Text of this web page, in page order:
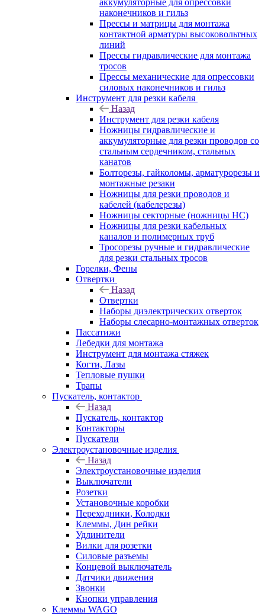
аккумуляторные для опрессовки
наконечников и гильз
Прессы и матрицы для монтажа
контактной арматуры высоковольтных
линий
Прессы гидравлические для монтажа
тросов
Прессы механические для опрессовки
силовых наконечников и гильз
Инструмент для резки кабеля
Назад
Инструмент для резки кабеля
Ножницы гидравлические и
аккумуляторные для резки проводов со
стальным сердечником, стальных
канатов
Болторезы, гайколомы, арматурорезы и
монтажные резаки
Ножницы для резки проводов и
кабелей (кабелерезы)
Ножницы секторные (ножницы НС)
Ножницы для резки кабельных
каналов и полимерных труб
Тросорезы ручные и гидравлические
для резки стальных тросов
Горелки, Фены
Отвертки
Назад
Отвертки
Наборы диэлектрических отверток
Наборы слесарно-монтажных отверток
Пассатижи
Лебедки для монтажа
Инструмент для монтажа стяжек
Когти, Лазы
Тепловые пушки
Трапы
Пускатель, контактор
Назад
Пускатель, контактор
Контакторы
Пускатели
Электроустановочные изделия
Назад
Электроустановочные изделия
Выключатели
Розетки
Установочные коробки
Переходники, Колодки
Клеммы, Дин рейки
Удлинители
Вилки для розетки
Силовые разъемы
Концевой выключатель
Датчики движения
Звонки
Кнопки управления
Клеммы WAGO